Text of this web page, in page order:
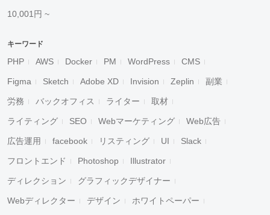
10,001円 ~
キーワード
PHP AWS Docker PM WordPress CMS
Figma Sketch Adobe XD Invision Zeplin 副業
労務 バックオフィス ライター 取材
ライティング SEO Webマーケティング Web広告
広告運用 facebook リスティング UI Slack
フロントエンド Photoshop Illustrator
ディレクション グラフィックデザイナー
Webディレクター デザイン ホワイトペーパー